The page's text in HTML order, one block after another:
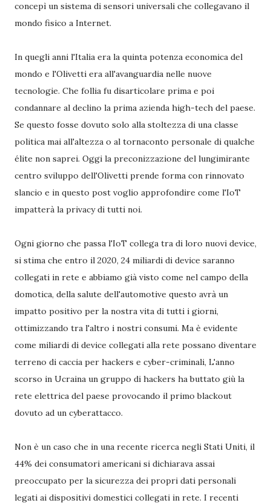
concepì un sistema di sensori universali che collegavano il
mondo fisico a Internet.
In quegli anni l'Italia era la quinta potenza economica del
mondo e l'Olivetti era all'avanguardia nelle nuove
tecnologie. Che follia fu disarticolare prima e poi
condannare al declino la prima azienda high-tech del paese.
Se questo fosse dovuto solo alla stoltezza di una classe
politica mai all'altezza o al tornaconto personale di qualche
élite non saprei. Oggi la preconizzazione del lungimirante
centro sviluppo dell'Olivetti prende forma con rinnovato
slancio e in questo post voglio approfondire come l'IoT
impatterà la privacy di tutti noi.
Ogni giorno che passa l'IoT collega tra di loro nuovi device,
si stima che entro il 2020, 24 miliardi di device saranno
collegati in rete e abbiamo già visto come nel campo della
domotica, della salute dell'automotive questo avrà un
impatto positivo per la nostra vita di tutti i giorni,
ottimizzando tra l'altro i nostri consumi. Ma è evidente
come miliardi di device collegati alla rete possano diventare
terreno di caccia per hackers e cyber-criminali, L'anno
scorso in Ucraina un gruppo di hackers ha buttato giù la
rete elettrica del paese provocando il primo blackout
dovuto ad un cyberattacco.
Non è un caso che in una recente ricerca negli Stati Uniti, il
44% dei consumatori americani si dichiarava assai
preoccupato per la sicurezza dei propri dati personali
legati ai dispositivi domestici collegati in rete. I recenti